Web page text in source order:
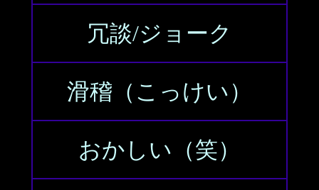
冗談/ジョーク
滑稽（こっけい）
おかしい（笑）